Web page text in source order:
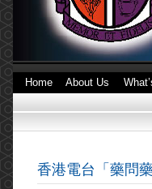
Home About Us
香港電台「藥問